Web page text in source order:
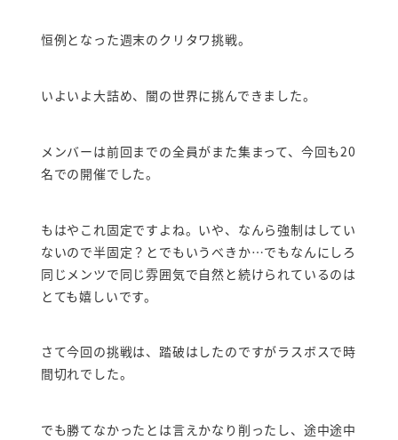
恒例となった週末のクリタワ挑戦。
いよいよ大詰め、闇の世界に挑んできました。
メンバーは前回までの全員がまた集まって、今回も20
名での開催でした。
もはやこれ固定ですよね。いや、なんら強制はしてい
ないので半固定？とでもいうべきか…でもなんにしろ
同じメンツで同じ雰囲気で自然と続けられているのは
とても嬉しいです。
さて今回の挑戦は、踏破はしたのですがラスボスで時
間切れでした。
でも勝てなかったとは言えかなり削ったし、途中途中